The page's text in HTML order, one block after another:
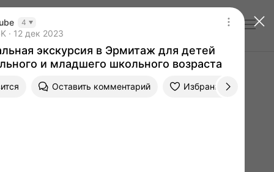
экскурсия в Эрмитаж для детей
4
просмотров
Дата публикации 12 дек 2023
12 дек 2023
экскурсия в Эрмитаж для детей
и младшего школьного возраста
Оставить комментарий Избранное